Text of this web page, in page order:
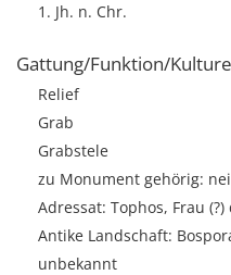
1. Jh. n. Chr.
Gattung/Funktion/
Relief
Grab
Grabstele
zu Monument gehörig:
Adressat: Tophos, Frau (?)
Antike Landschaft:
unbekannt